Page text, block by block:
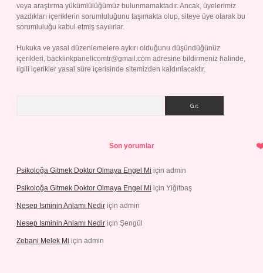
veya araştırma yükümlülüğümüz bulunmamaktadır. Ancak, üyelerimiz
yazdıkları içeriklerin sorumluluğunu taşımakta olup, siteye üye olarak bu
sorumluluğu kabul etmiş sayılırlar.
Hukuka ve yasal düzenlemelere aykırı olduğunu düşündüğünüz
içerikleri, backlinkpanelicomtr@gmail.com adresine bildirmeniz halinde,
ilgili içerikler yasal süre içerisinde sitemizden kaldırılacaktır.
Son yorumlar
Psikoloğa Gitmek Doktor Olmaya Engel Mi için admin
Psikoloğa Gitmek Doktor Olmaya Engel Mi için Yiğitbaş
Nesep Isminin Anlamı Nedir için admin
Nesep Isminin Anlamı Nedir için Şengül
Zebani Melek Mi için admin